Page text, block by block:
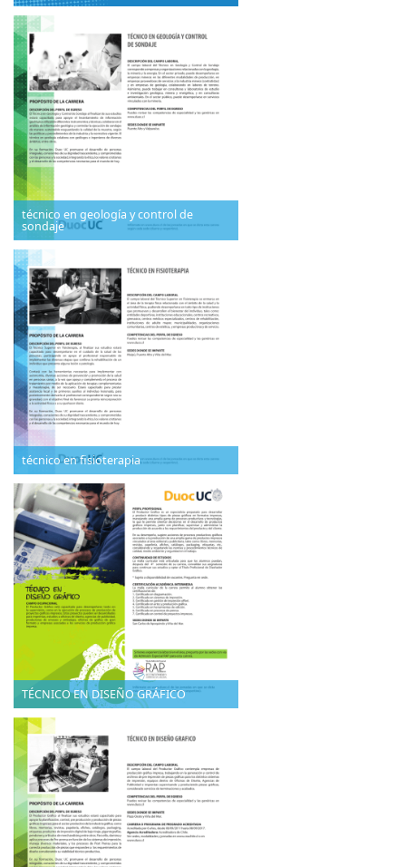
técnico en geología y control de
sondaje
técnico en fisioterapia
TÉCNICO EN DISEÑO GRÁFICO